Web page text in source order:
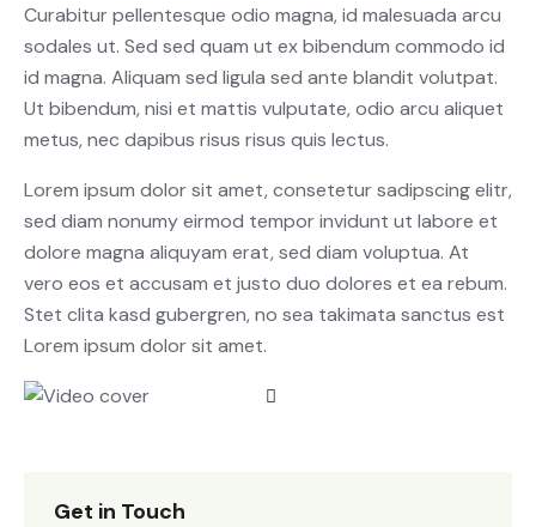
Curabitur pellentesque odio magna, id malesuada arcu
sodales ut. Sed sed quam ut ex bibendum commodo id
id magna. Aliquam sed ligula sed ante blandit volutpat.
Ut bibendum, nisi et mattis vulputate, odio arcu aliquet
metus, nec dapibus risus risus quis lectus.
Lorem ipsum dolor sit amet, consetetur sadipscing elitr,
sed diam nonumy eirmod tempor invidunt ut labore et
dolore magna aliquyam erat, sed diam voluptua. At
vero eos et accusam et justo duo dolores et ea rebum.
Stet clita kasd gubergren, no sea takimata sanctus est
Lorem ipsum dolor sit amet.
Get in Touch